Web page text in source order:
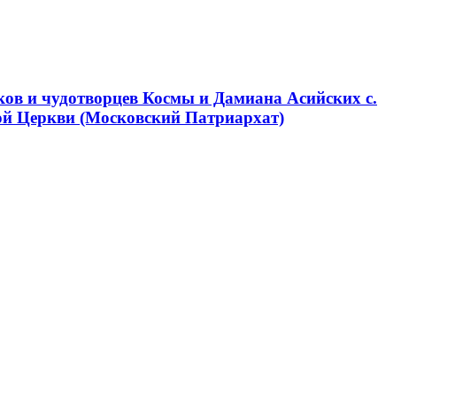
и чудотворцев Космы и Дамиана Асийских с.
Церкви (Московский Патриархат)